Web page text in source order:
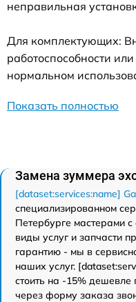
неправильная
Для комплектующих:
работоспособности
нормальном
Показать полностью
Замена зуммера
[dataset:services:name]
специализированном
Петербурге мастерами
виды услуг и запчасти
гарантию - мы в
наших услуг.
стоить на -15%
через форму заказа